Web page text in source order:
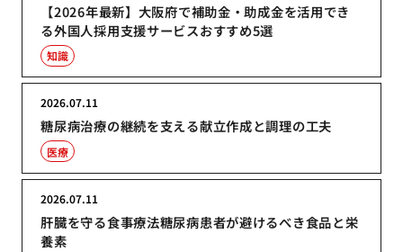
【2026年最新】大阪府で補助金・助成金を活用でき
る外国人採用支援サービスおすすめ5選
知識
糖尿病治療の継続を支える献立作成と調理の工夫
2026.07.11
医療
肝臓を守る食事療法糖尿病患者が避けるべき食品と栄
養素
2026.07.11